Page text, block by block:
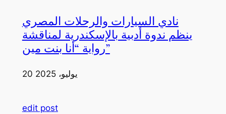
نادي السيارات والرحلات المصري
ينظم ندوة أدبية بالإسكندرية لمناقشة
رواية “أنا بنت مين”
20 يوليو، 2025
edit post